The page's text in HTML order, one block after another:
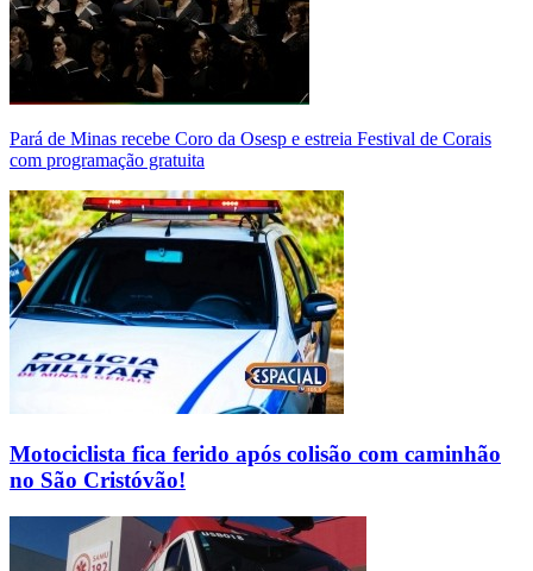
Pará de Minas recebe Coro da Osesp e estreia Festival de Corais
com programação gratuita
Motociclista fica ferido após colisão com caminhão
no São Cristóvão!